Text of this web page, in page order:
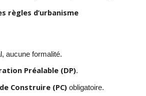
règles d’urbanisme
aucune formalité.
Préalable (DP).
Construire (PC)obligatoire.